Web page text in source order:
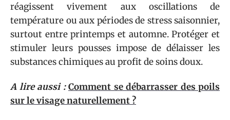
réagissent vivement aux oscillations de
température ou aux périodes de stress saisonnier,
surtout entre printemps et automne. Protéger et
stimuler leurs pousses impose de délaisser les
substances chimiques au profit de soins doux.
A lire aussi : Comment se débarrasser des poils
sur le visage naturellement ?